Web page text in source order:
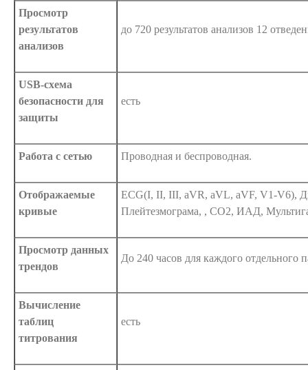
Просмотр
результатов
анализов
до 720 результатов анализов 12
USB-схема
безопасности для
защиты
есть
Работа с сетью Проводная и беспроводная.
Отображаемые
кривые
ECG(I, II, III, aVR, aVL, aVF, V1-V6),
Плейтезмограма, , CO2, ИАД,
Просмотр данных
трендов
До 240 часов для каждого отдельного
Вычисление
таблиц
титрования
есть